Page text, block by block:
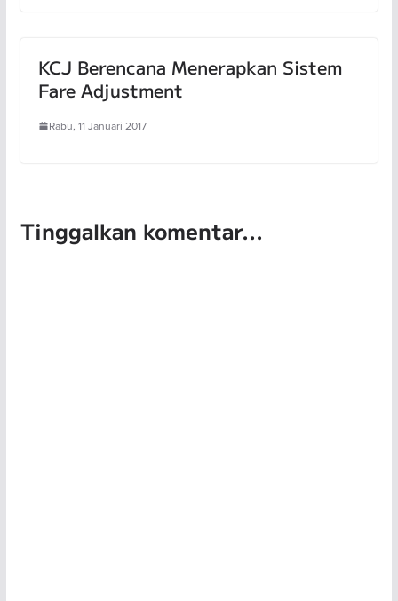
KCJ Berencana Menerapkan Sistem
Fare Adjustment
Rabu, 11 Januari 2017
Tinggalkan komentar...